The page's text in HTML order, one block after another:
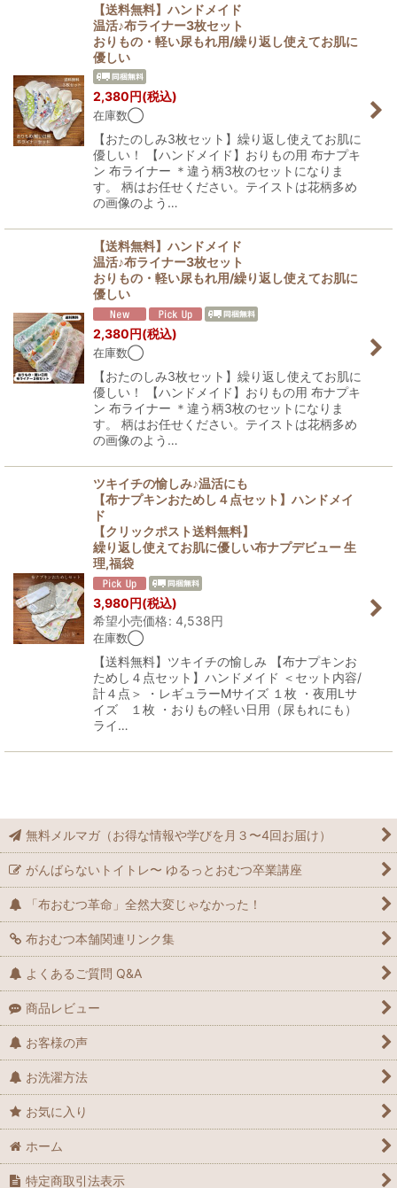
【送料無料】ハンドメイド
温活♪布ライナー3枚セット
おりもの・軽い尿もれ用/繰り返し使えてお肌に
優しい
2,380 円(税込)
在庫数◯
【おたのしみ3枚セット】繰り返し使えてお肌に
優しい！ 【ハンドメイド】おりもの用 布ナプキ
ン 布ライナー ＊違う柄3枚のセットになりま
す。 柄はお任せください。テイストは花柄多め
の画像のよう…
【送料無料】ハンドメイド
温活♪布ライナー3枚セット
おりもの・軽い尿もれ用/繰り返し使えてお肌に
優しい
2,380円(税込)
在庫数◯
【おたのしみ3枚セット】繰り返し使えてお肌に
優しい！ 【ハンドメイド】おりもの用 布ナプキ
ン 布ライナー ＊違う柄3枚のセットになりま
す。 柄はお任せください。テイストは花柄多め
の画像のよう…
ツキイチの愉しみ♪温活にも
【布ナプキンおためし４点セット】ハンドメイ
ド
【クリックポスト送料無料】
繰り返し使えてお肌に優しい布ナプデビュー 生
理,福袋
3,980円(税込)
希望小売価格: 4,538円
在庫数◯
【送料無料】ツキイチの愉しみ 【布ナプキンお
ためし４点セット】ハンドメイド ＜セット内容/
計４点＞ ・レギュラーMサイズ １枚 ・夜用Lサ
イズ １枚 ・おりもの軽い日用（尿もれにも）
ライ…
無料メルマガ（お得な情報や学びを月３〜4回お届け）
がんばらないトイトレ〜 ゆるっとおむつ卒業講座
「布おむつ革命」全然大変じゃなかった！
布おむつ本舗関連リンク集
よくあるご質問 Q&A
商品レビュー
お客様の声
お洗濯方法
お気に入り
ホーム
特定商取引法表示